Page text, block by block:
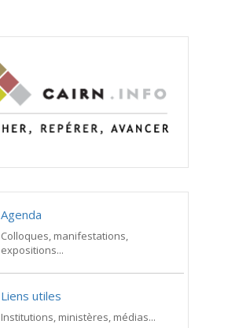
Agenda
Colloques, manifestations,
expositions...
Liens utiles
Institutions, ministères, médias...